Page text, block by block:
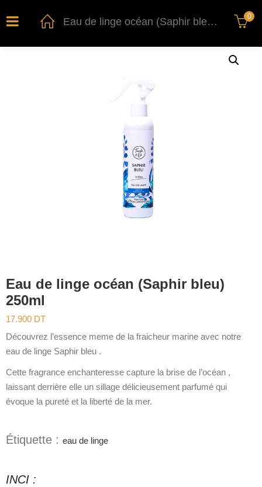
Eau de linge océan (Saphir bleu) 250ml 0
Eau de linge océan (Saphir bleu)
250ml
17.900 DT
Découvrez l’essence meme de la fraicheur marine avec notre
eau de linge Saphir bleu .
Cette fragrance enchanteresse capture la brise de l’océan ,
laissant derrière elle un sillage délicieusement parfumé qui
évoque la pureté et la liberté de la mer.
Étiquette : eau de linge
INCI :